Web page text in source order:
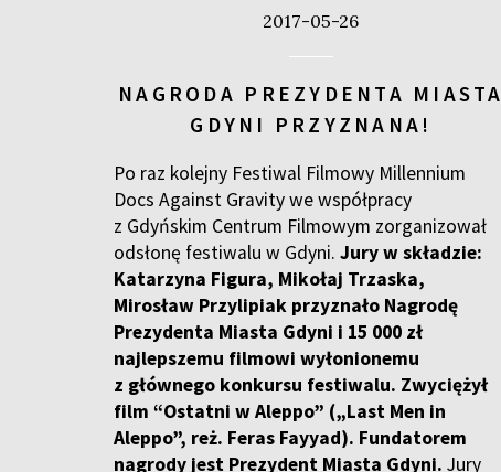
2017-05-26
NAGRODA PREZYDENTA MIASTA
GDYNI PRZYZNANA!
Po raz kolejny Festiwal Filmowy Millennium
Docs Against Gravity we współpracy
z Gdyńskim Centrum Filmowym zorganizował
odsłonę festiwalu w Gdyni. Jury w składzie:
Katarzyna Figura, Mikołaj Trzaska,
Mirosław Przylipiak przyznało Nagrodę
Prezydenta Miasta Gdyni i 15 000 zł
najlepszemu filmowi wyłonionemu
z głównego konkursu festiwalu. Zwyciężył
film “Ostatni w Aleppo” („Last Men in
Aleppo”, reż. Feras Fayyad). Fundatorem
nagrody jest Prezydent Miasta Gdyni. Jury